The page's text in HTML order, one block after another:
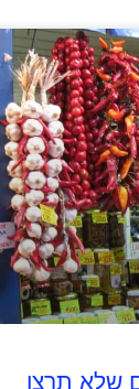
שלא תרצו